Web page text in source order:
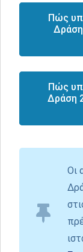
Πώς
Δράση
Πώς
Δράση
Οι